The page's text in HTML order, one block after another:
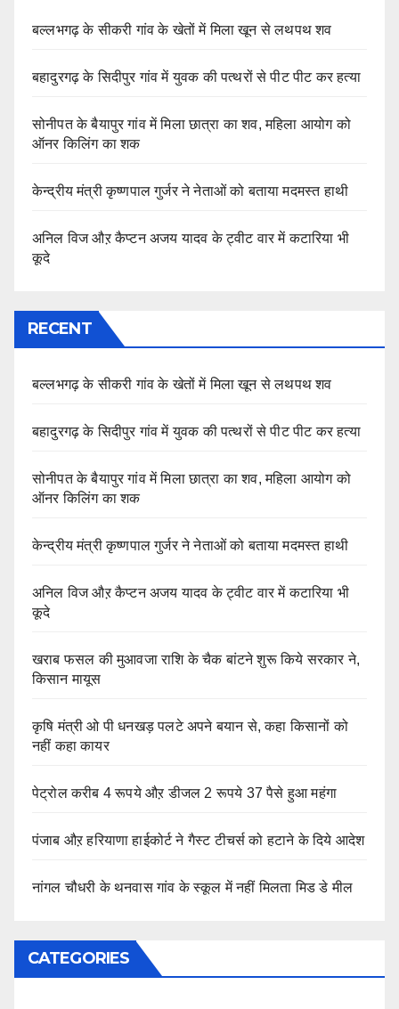
बल्लभगढ़ के सीकरी गांव के खेतों में मिला खून से लथपथ शव
बहादुरगढ़ के सिदीपुर गांव में युवक की पत्थरों से पीट पीट कर हत्या
सोनीपत के बैयापुर गांव में मिला छात्रा का शव, महिला आयोग को
ऑनर किलिंग का शक
केन्द्रीय मंत्री कृष्णपाल गुर्जर ने नेताओं को बताया मदमस्त हाथी
अनिल विज औऱ कैप्टन अजय यादव के ट्वीट वार में कटारिया भी
कूदे
RECENT
बल्लभगढ़ के सीकरी गांव के खेतों में मिला खून से लथपथ शव
बहादुरगढ़ के सिदीपुर गांव में युवक की पत्थरों से पीट पीट कर हत्या
सोनीपत के बैयापुर गांव में मिला छात्रा का शव, महिला आयोग को
ऑनर किलिंग का शक
केन्द्रीय मंत्री कृष्णपाल गुर्जर ने नेताओं को बताया मदमस्त हाथी
अनिल विज औऱ कैप्टन अजय यादव के ट्वीट वार में कटारिया भी
कूदे
खराब फसल की मुआवजा राशि के चैक बांटने शुरू किये सरकार ने,
किसान मायूस
कृषि मंत्री ओ पी धनखड़ पलटे अपने बयान से, कहा किसानों को
नहीं कहा कायर
पेट्रोल करीब 4 रूपये औऱ डीजल 2 रूपये 37 पैसे हुआ महंगा
पंजाब औऱ हरियाणा हाईकोर्ट ने गैस्ट टीचर्स को हटाने के दिये आदेश
नांगल चौधरी के थनवास गांव के स्कूल में नहीं मिलता मिड डे मील
CATEGORIES